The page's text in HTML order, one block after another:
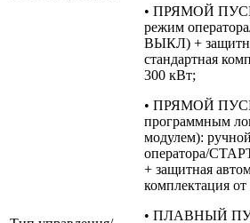
• ПРЯМОЙ
режим
ВЫКЛ) +
стандартная
300 кВт;
• ПРЯМОЙ
программным
модулем):
оператора/
+ защитная
комплектация
• ПЛАВНЫЙ